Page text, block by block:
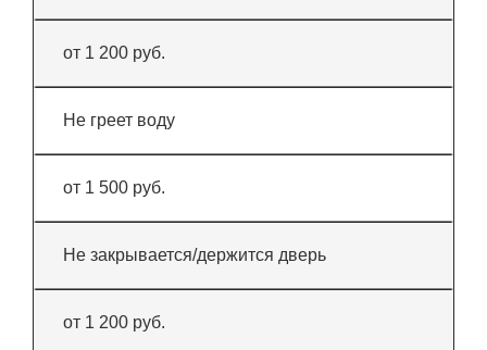
от 1 200 руб.
Не греет воду
от 1 500 руб.
Не закрывается/держится дверь
от 1 200 руб.